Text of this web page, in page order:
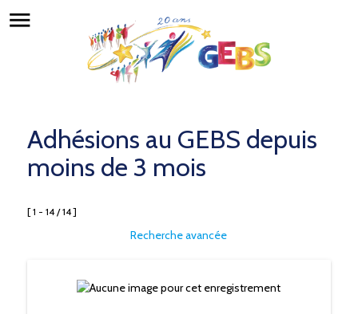
menu
Adhésions au GEBS depuis
moins de 3 mois
[ 1 - 14 / 14 ]
Recherche avancée